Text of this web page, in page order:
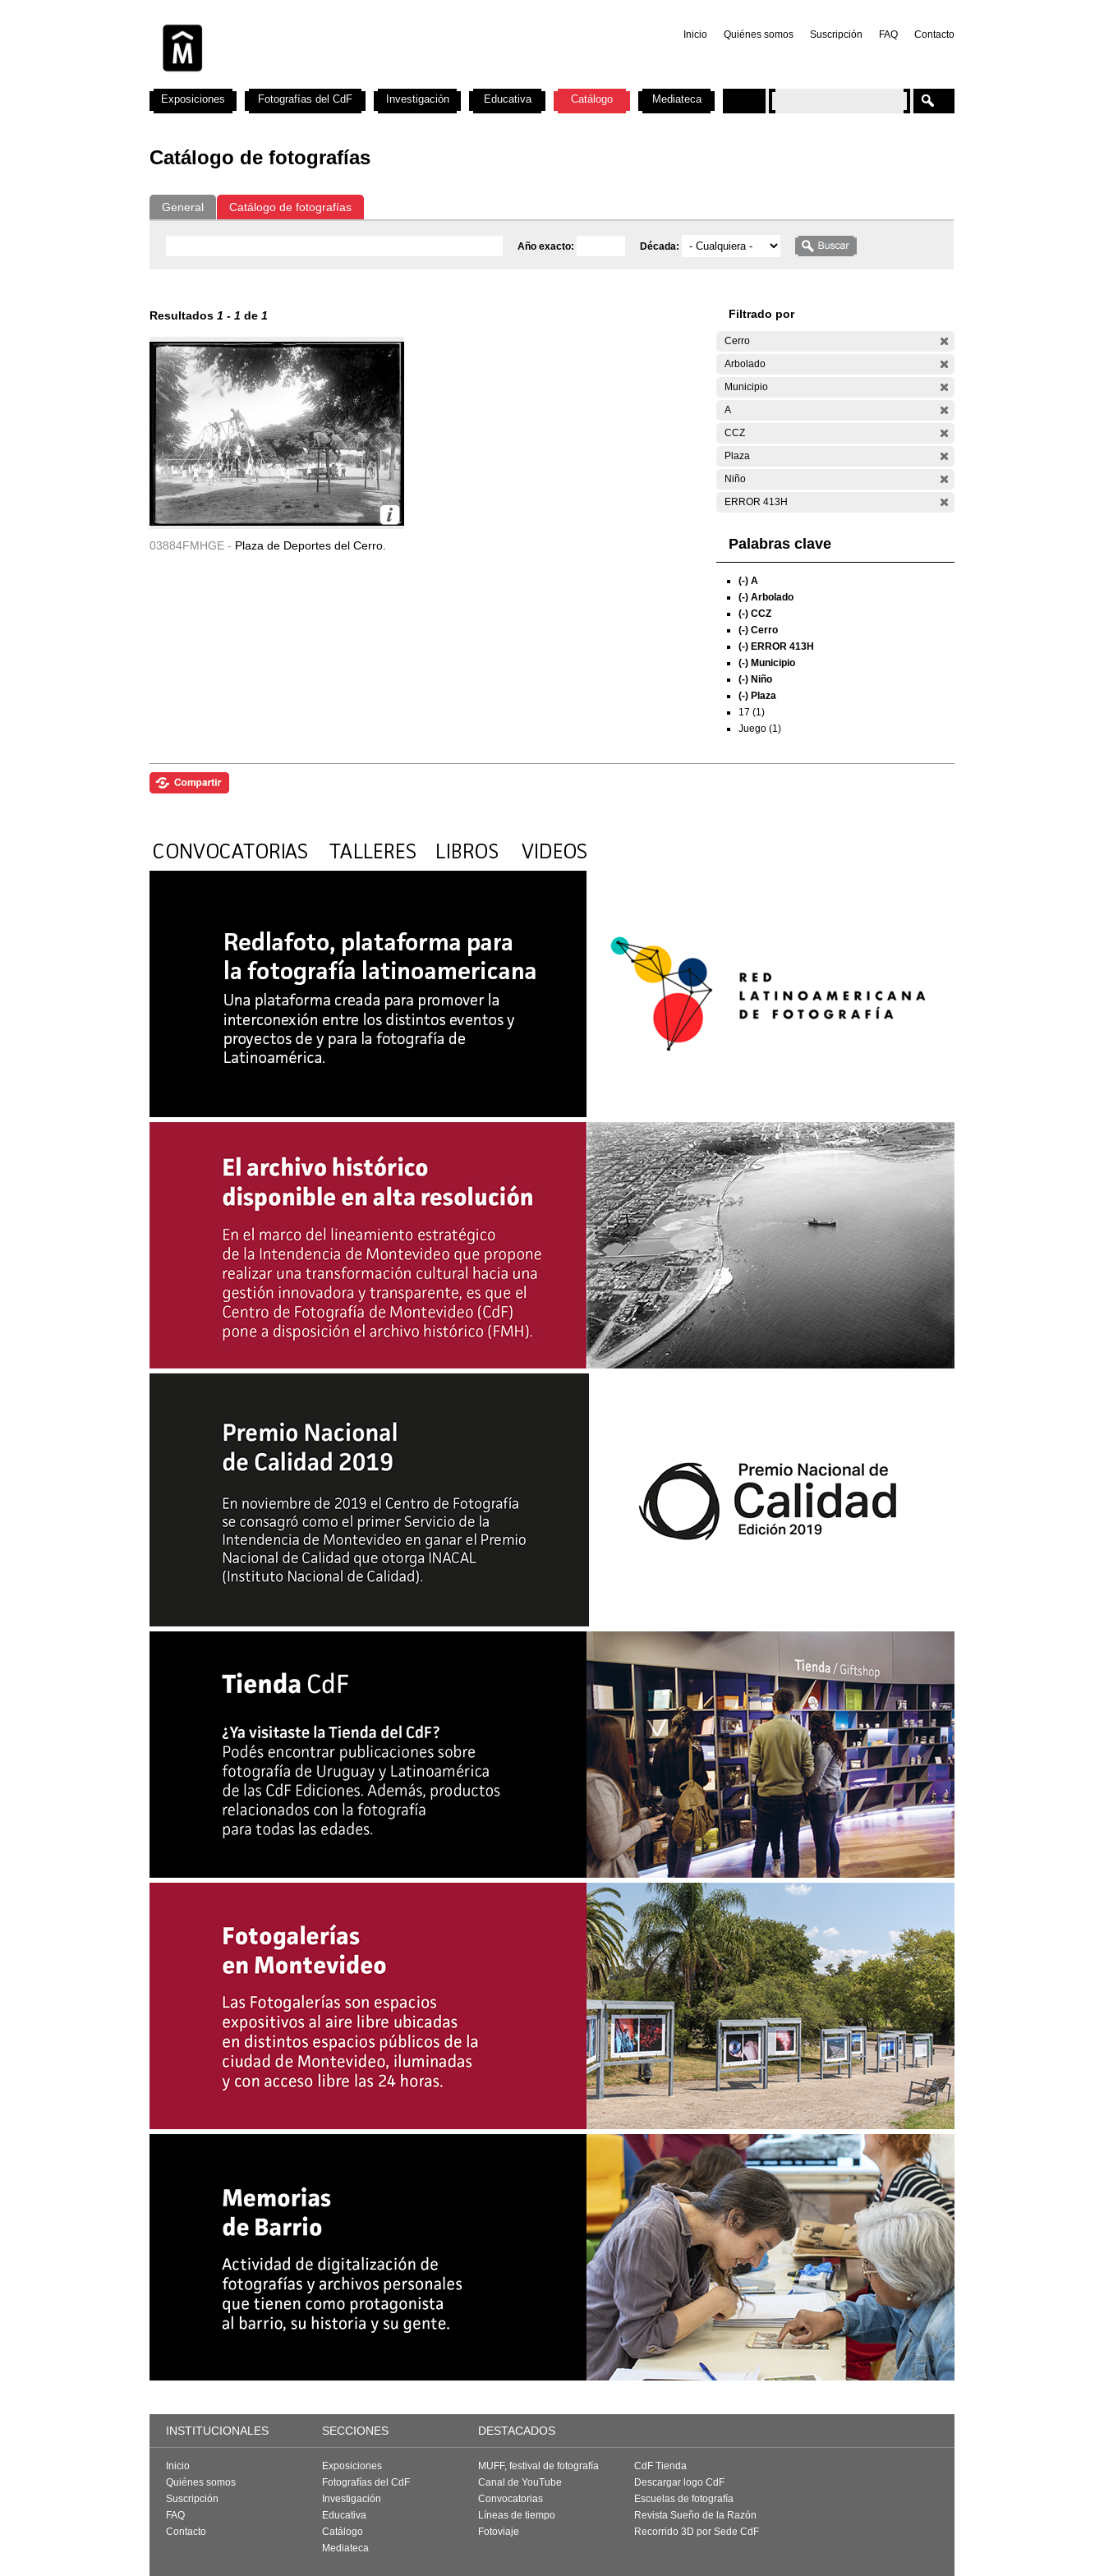
Inicio Quiénes somos Suscripción FAQ Contacto
Catálogo de fotografías
General Catálogo de fotografías
Año exacto: Década:
Resultados 1 - 1 de 1
03884FMHGE - Plaza de Deportes del Cerro.
Filtrado por
Cerro
Arbolado
Municipio
A
CCZ
Plaza
Niño
ERROR 413H
Palabras clave
(-) A
(-) Arbolado
(-) CCZ
(-) Cerro
(-) ERROR 413H
(-) Municipio
(-) Niño
(-) Plaza
17 (1)
Juego (1)
Exposiciones Fotografías del CdF Investigación Educativa Catálogo Mediateca
INSTITUCIONALES SECCIONES DESTACADOS
Inicio
Quiénes somos
Suscripción
FAQ
Contacto
Exposiciones
Fotografías del CdF
Investigación
Educativa
Catálogo
Mediateca
MUFF, festival de fotografía
Canal de YouTube
Convocatorias
Líneas de tiempo
Fotoviaje
CdF Tienda
Descargar logo CdF
Escuelas de fotografía
Revista Sueño de la Razón
Recorrido 3D por Sede CdF